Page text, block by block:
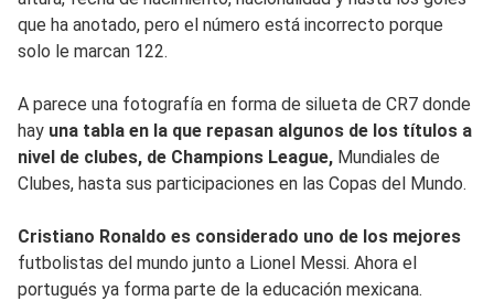
que ha anotado, pero el número está incorrecto porque
solo le marcan 122.
A parece una fotografía en forma de silueta de CR7 donde
hay una tabla en la que repasan algunos de los títulos a
nivel de clubes, de Champions League, Mundiales de
Clubes, hasta sus participaciones en las Copas del Mundo.
Cristiano Ronaldo es considerado uno de los mejores
futbolistas del mundo junto a Lionel Messi. Ahora el
portugués ya forma parte de la educación mexicana.